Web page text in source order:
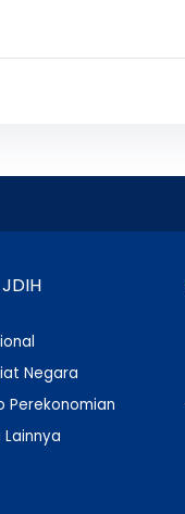
Negara
Perekonomian